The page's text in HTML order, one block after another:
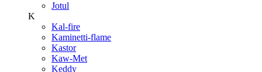
Jotul
K
Kal-fire
Kaminetti-flame
Kastor
Kaw-Met
Keddy